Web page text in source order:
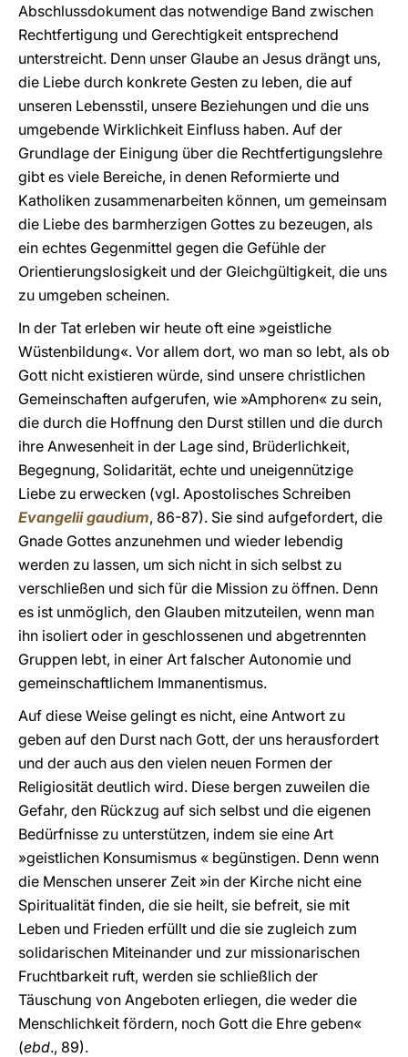
Abschlussdokument das notwendige Band zwischen
Rechtfertigung und Gerechtigkeit entsprechend
unterstreicht. Denn unser Glaube an Jesus drängt uns,
die Liebe durch konkrete Gesten zu leben, die auf
unseren Lebensstil, unsere Beziehungen und die uns
umgebende Wirklichkeit Einfluss haben. Auf der
Grundlage der Einigung über die Rechtfertigungslehre
gibt es viele Bereiche, in denen Reformierte und
Katholiken zusammenarbeiten können, um gemeinsam
die Liebe des barmherzigen Gottes zu bezeugen, als
ein echtes Gegenmittel gegen die Gefühle der
Orientierungslosigkeit und der Gleichgültigkeit, die uns
zu umgeben scheinen.
In der Tat erleben wir heute oft eine »geistliche
Wüstenbildung«. Vor allem dort, wo man so lebt, als ob
Gott nicht existieren würde, sind unsere christlichen
Gemeinschaften aufgerufen, wie »Amphoren« zu sein,
die durch die Hoffnung den Durst stillen und die durch
ihre Anwesenheit in der Lage sind, Brüderlichkeit,
Begegnung, Solidarität, echte und uneigennützige
Liebe zu erwecken (vgl. Apostolisches Schreiben
Evangelii gaudium, 86-87). Sie sind aufgefordert, die
Gnade Gottes anzunehmen und wieder lebendig
werden zu lassen, um sich nicht in sich selbst zu
verschließen und sich für die Mission zu öffnen. Denn
es ist unmöglich, den Glauben mitzuteilen, wenn man
ihn isoliert oder in geschlossenen und abgetrennten
Gruppen lebt, in einer Art falscher Autonomie und
gemeinschaftlichem Immanentismus.
Auf diese Weise gelingt es nicht, eine Antwort zu
geben auf den Durst nach Gott, der uns herausfordert
und der auch aus den vielen neuen Formen der
Religiosität deutlich wird. Diese bergen zuweilen die
Gefahr, den Rückzug auf sich selbst und die eigenen
Bedürfnisse zu unterstützen, indem sie eine Art
»geistlichen Konsumismus « begünstigen. Denn wenn
die Menschen unserer Zeit »in der Kirche nicht eine
Spiritualität finden, die sie heilt, sie befreit, sie mit
Leben und Frieden erfüllt und die sie zugleich zum
solidarischen Miteinander und zur missionarischen
Fruchtbarkeit ruft, werden sie schließlich der
Täuschung von Angeboten erliegen, die weder die
Menschlichkeit fördern, noch Gott die Ehre geben«
(ebd., 89).